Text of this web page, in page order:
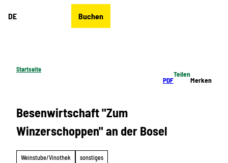
DE Buchen
Startseite
PDF
Teilen
Merken
Besenwirtschaft "Zum
Winzerschoppen" an der Bosel
Weinstube/Vinothek sonstiges